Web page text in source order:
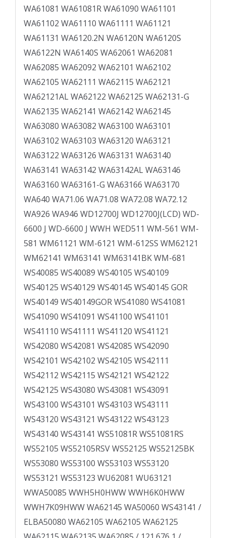
WA61081 WA61081R WA61090 WA61101
WA61102 WA61110 WA61111 WA61121
WA61131 WA6120.2N WA6120N WA6120S
WA6122N WA6140S WA62061 WA62081
WA62085 WA62092 WA62101 WA62102
WA62105 WA62111 WA62115 WA62121
WA62121AL WA62122 WA62125 WA62131-G
WA62135 WA62141 WA62142 WA62145
WA63080 WA63082 WA63100 WA63101
WA63102 WA63103 WA63120 WA63121
WA63122 WA63126 WA63131 WA63140
WA63141 WA63142 WA63142AL WA63146
WA63160 WA63161-G WA63166 WA63170
WA640 WA71.06 WA71.08 WA72.08 WA72.12
WA926 WA946 WD12700J WD12700J(LCD) WD-
6600 J WD-6600 J WWH WED511 WM-561 WM-
581 WM61121 WM-6121 WM-612SS WM62121
WM62141 WM63141 WM63141BK WM-681
WS40085 WS40089 WS40105 WS40109
WS40125 WS40129 WS40145 WS40145 GOR
WS40149 WS40149GOR WS41080 WS41081
WS41090 WS41091 WS41100 WS41101
WS41110 WS41111 WS41120 WS41121
WS42080 WS42081 WS42085 WS42090
WS42101 WS42102 WS42105 WS42111
WS42112 WS42115 WS42121 WS42122
WS42125 WS43080 WS43081 WS43091
WS43100 WS43101 WS43103 WS43111
WS43120 WS43121 WS43122 WS43123
WS43140 WS43141 WS51081R WS51081RS
WS52105 WS52105RSV WS52125 WS52125BK
WS53080 WS53100 WS53103 WS53120
WS53121 WS53123 WU62081 WU63121
WWA50085 WWH5H0HWW WWH6K0HWW
WWH7K09HWW WA62145 WA50060 WS43141 /
ELBA50080 WA62105 WA62105 WA62125